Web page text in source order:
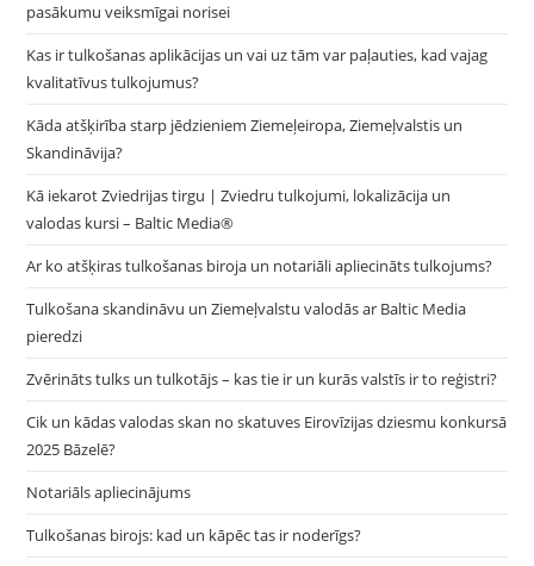
pasākumu veiksmīgai norisei
Kas ir tulkošanas aplikācijas un vai uz tām var paļauties, kad vajag
kvalitatīvus tulkojumus?
Kāda atšķirība starp jēdzieniem Ziemeļeiropa, Ziemeļvalstis un
Skandināvija?
Kā iekarot Zviedrijas tirgu | Zviedru tulkojumi, lokalizācija un
valodas kursi – Baltic Media®
Ar ko atšķiras tulkošanas biroja un notariāli apliecināts tulkojums?
Tulkošana skandināvu un Ziemeļvalstu valodās ar Baltic Media
pieredzi
Zvērināts tulks un tulkotājs – kas tie ir un kurās valstīs ir to reģistri?
Cik un kādas valodas skan no skatuves Eirovīzijas dziesmu konkursā
2025 Bāzelē?
Notariāls apliecinājums
Tulkošanas birojs: kad un kāpēc tas ir noderīgs?